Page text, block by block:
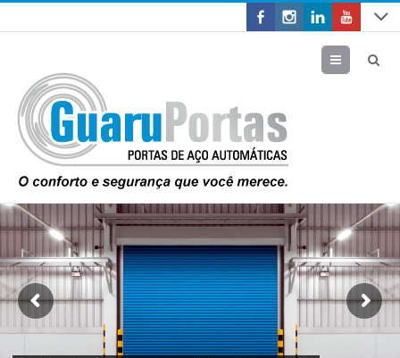
Menu